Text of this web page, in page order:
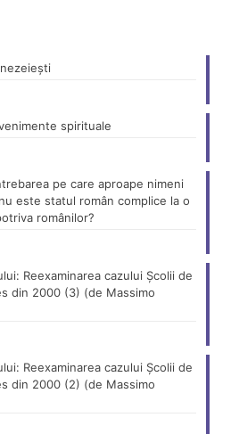
spirituale
pe care aproape nimeni
este statul român complice la o
românilor?
Reexaminarea cazului Școlii de
din 2000 (3) (de Massimo
Reexaminarea cazului Școlii de
din 2000 (2) (de Massimo